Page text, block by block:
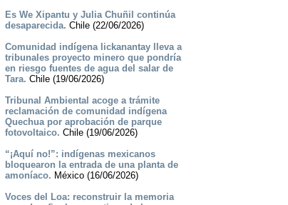
Es We Xipantu y Julia Chuñil continúa
desaparecida. Chile (22/06/2026)
Comunidad indígena lickanantay lleva a
tribunales proyecto minero que pondría
en riesgo fuentes de agua del salar de
Tara. Chile (19/06/2026)
Tribunal Ambiental acoge a trámite
reclamación de comunidad indígena
Quechua por aprobación de parque
fotovoltaico. Chile (19/06/2026)
“¡Aquí no!”: indígenas mexicanos
bloquearon la entrada de una planta de
amoníaco. México (16/06/2026)
Voces del Loa: reconstruir la memoria